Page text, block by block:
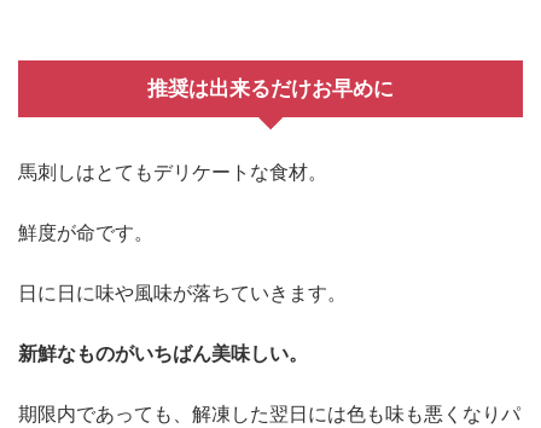
推奨は出来るだけお早めに
馬刺しはとてもデリケートな食材。
鮮度が命です。
日に日に味や風味が落ちていきます。
新鮮なものがいちばん美味しい。
期限内であっても、解凍した翌日には色も味も悪くなりパ